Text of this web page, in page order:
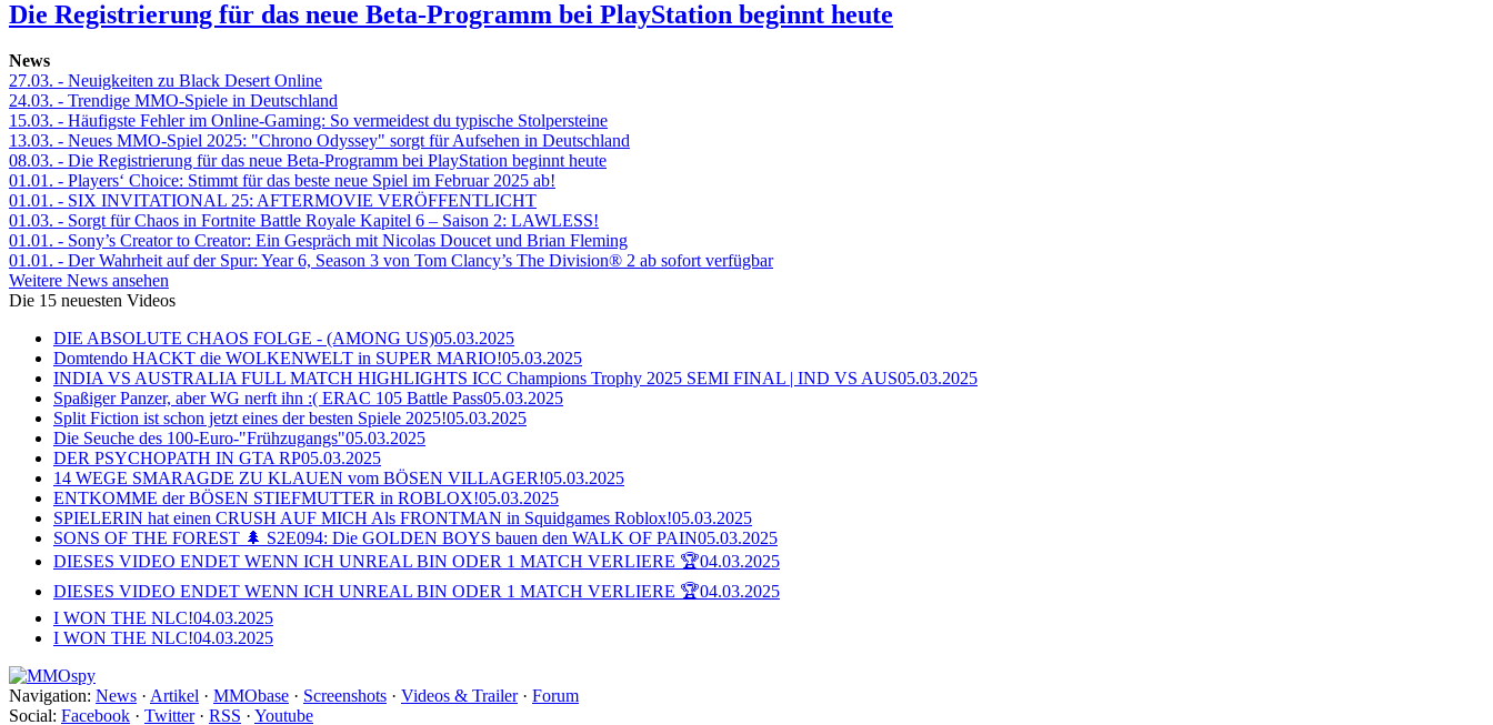
Die Registrierung für das neue Beta-Programm bei PlayStation beginnt heute
News
27.03. - Neuigkeiten zu Black Desert Online
24.03. - Trendige MMO-Spiele in Deutschland
15.03. - Häufigste Fehler im Online-Gaming: So vermeidest du typische Stolpersteine
13.03. - Neues MMO-Spiel 2025: "Chrono Odyssey" sorgt für Aufsehen in Deutschland
08.03. - Die Registrierung für das neue Beta-Programm bei PlayStation beginnt heute
01.01. - Players‘ Choice: Stimmt für das beste neue Spiel im Februar 2025 ab!
01.01. - SIX INVITATIONAL 25: AFTERMOVIE VERÖFFENTLICHT
01.03. - Sorgt für Chaos in Fortnite Battle Royale Kapitel 6 – Saison 2: LAWLESS!
01.01. - Sony’s Creator to Creator: Ein Gespräch mit Nicolas Doucet und Brian Fleming
01.01. - Der Wahrheit auf der Spur: Year 6, Season 3 von Tom Clancy’s The Division® 2 ab sofort verfügbar
Weitere News ansehen
Die 15 neuesten Videos
DIE ABSOLUTE CHAOS FOLGE - (AMONG US)05.03.2025
Domtendo HACKT die WOLKENWELT in SUPER MARIO!05.03.2025
INDIA VS AUSTRALIA FULL MATCH HIGHLIGHTS ICC Champions Trophy 2025 SEMI FINAL | IND VS AUS05.03.2025
Spaßiger Panzer, aber WG nerft ihn :( ERAC 105 Battle Pass05.03.2025
Split Fiction ist schon jetzt eines der besten Spiele 2025!05.03.2025
Die Seuche des 100-Euro-"Frühzugangs"05.03.2025
DER PSYCHOPATH IN GTA RP05.03.2025
14 WEGE SMARAGDE ZU KLAUEN vom BÖSEN VILLAGER!05.03.2025
ENTKOMME der BÖSEN STIEFMUTTER in ROBLOX!05.03.2025
SPIELERIN hat einen CRUSH AUF MICH Als FRONTMAN in Squidgames Roblox!05.03.2025
SONS OF THE FOREST 🌲 S2E094: Die GOLDEN BOYS bauen den WALK OF PAIN05.03.2025
DIESES VIDEO ENDET WENN ICH UNREAL BIN ODER 1 MATCH VERLIERE 🏆04.03.2025
DIESES VIDEO ENDET WENN ICH UNREAL BIN ODER 1 MATCH VERLIERE 🏆04.03.2025
I WON THE NLC!04.03.2025
I WON THE NLC!04.03.2025
Navigation: News · Artikel · MMObase · Screenshots · Videos & Trailer· Forum
Social: Facebook · Twitter· RSS · Youtube